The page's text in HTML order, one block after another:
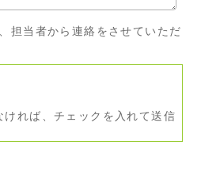
担当者から連絡をさせていただ
れば、チェックを入れて送信